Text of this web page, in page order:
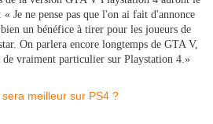
Je ne pense pas que l'on ai fait d'annonce
un bénéfice à tirer pour les joueurs de
On parlera encore longtemps de GTA V,
de vraiment particulier sur Playstation 4.»